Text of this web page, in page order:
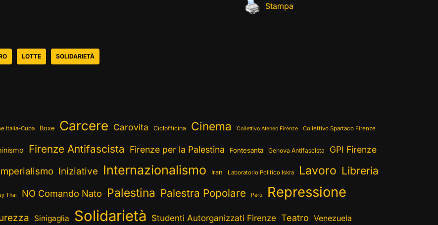
Stampa
LOTTE SOLIDARIETÀ
Italia-Cuba Boxe Carcere Carovita Ciclofficina Cinema Collettivo Ateneo Firenze Collettivo Spartaco Firenze
Firenze Antifascista Firenze per la Palestina Fontesanta Genova Antifascista GPI Firenze
Iniziative Internazionalismo Iran Laboratorio Politico Iskra Lavoro Libreria
Thai NO Comando Nato Palestina Palestra Popolare Perù Repressione
Sinigaglia Solidarietà Studenti Autorganizzati Firenze Teatro Venezuela